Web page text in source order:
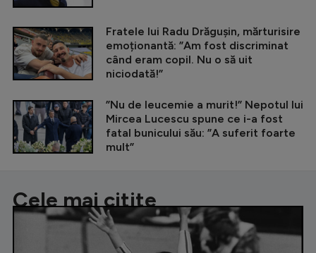
Fratele lui Radu Drăgușin, mărturisire
emoționantă: ”Am fost discriminat
când eram copil. Nu o să uit
niciodată!”
”Nu de leucemie a murit!” Nepotul lui
Mircea Lucescu spune ce i-a fost
fatal bunicului său: ”A suferit foarte
mult”
Cele mai citite